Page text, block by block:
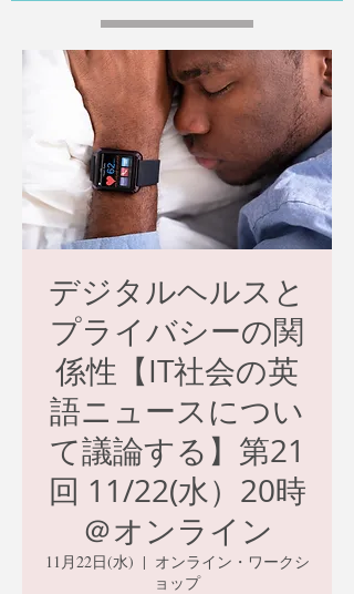
デジタルヘルスと
プライバシーの関
係性【IT社会の英
語ニュースについ
て議論する】第21
回 11/22(水）20時
＠オンライン
11月22日(水)
  |
オンライン・ワークシ
ョップ